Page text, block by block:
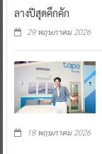
ลางปีสุดคึกคัก
29 พฤษภาคม 2026
18 พฤษภาคม 2026